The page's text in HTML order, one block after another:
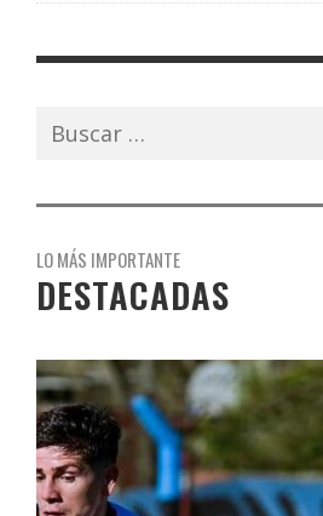
Buscar:
LO MÁS IMPORTANTE
DESTACADAS